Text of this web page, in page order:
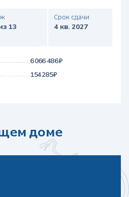
13
Срок сдачи
4 кв. 2027
6 066 486 ₽
154 285 ₽
доме